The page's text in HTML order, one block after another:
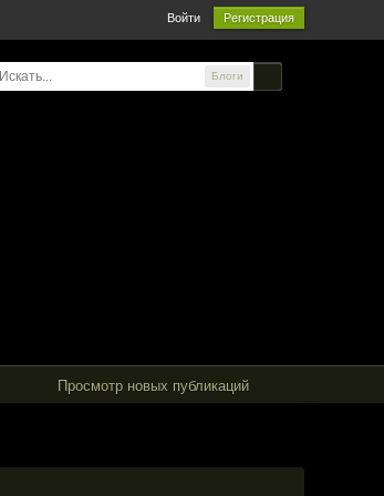
Войти Регистрация
Блоги
Просмотр новых публикаций